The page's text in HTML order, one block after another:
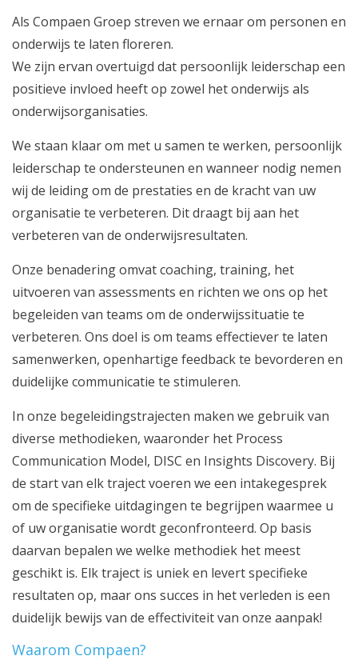
Als Compaen Groep streven we ernaar om personen en
onderwijs te laten floreren.
We zijn ervan overtuigd dat persoonlijk leiderschap een
positieve invloed heeft op zowel het onderwijs als
onderwijsorganisaties.
We staan klaar om met u samen te werken, persoonlijk
leiderschap te ondersteunen en wanneer nodig nemen
wij de leiding om de prestaties en de kracht van uw
organisatie te verbeteren. Dit draagt bij aan het
verbeteren van de onderwijsresultaten.
Onze benadering omvat coaching, training, het
uitvoeren van assessments en richten we ons op het
begeleiden van teams om de onderwijssituatie te
verbeteren. Ons doel is om teams effectiever te laten
samenwerken, openhartige feedback te bevorderen en
duidelijke communicatie te stimuleren.
In onze begeleidingstrajecten maken we gebruik van
diverse methodieken, waaronder het Process
Communication Model, DISC en Insights Discovery. Bij
de start van elk traject voeren we een intakegesprek
om de specifieke uitdagingen te begrijpen waarmee u
of uw organisatie wordt geconfronteerd. Op basis
daarvan bepalen we welke methodiek het meest
geschikt is. Elk traject is uniek en levert specifieke
resultaten op, maar ons succes in het verleden is een
duidelijk bewijs van de effectiviteit van onze aanpak!
Waarom Compaen?